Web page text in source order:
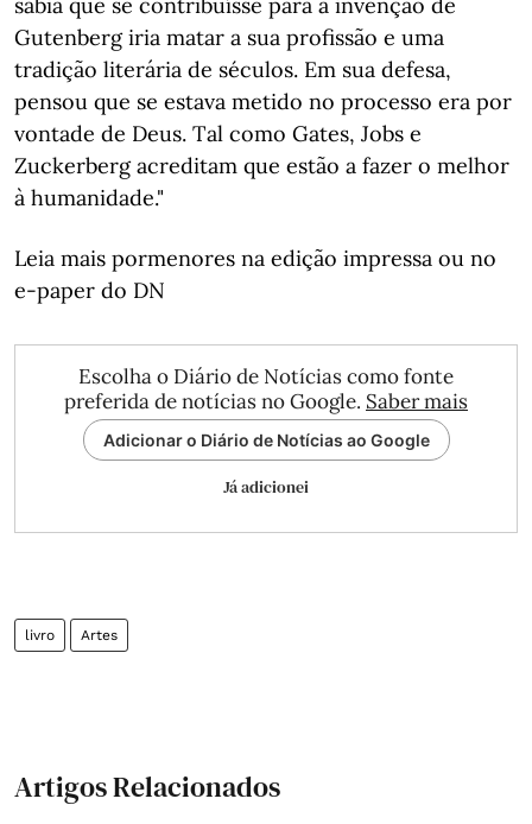
Gutenberg iria matar a sua profissão e uma
tradição literária de séculos. Em sua defesa,
pensou que se estava metido no processo era por
vontade de Deus. Tal como Gates, Jobs e
Zuckerberg acreditam que estão a fazer o melhor
à humanidade."
Leia mais pormenores na edição impressa ou no
e-paper do DN
Escolha o Diário de Notícias como fonte
preferida de notícias no Google. Saber mais
Adicionar o Diário de Notícias ao Google
Já adicionei
livro Artes
Artigos Relacionados